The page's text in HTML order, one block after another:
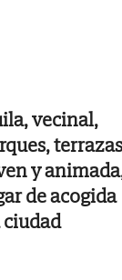
vecinal,
terrazas
y
de acogida
ciudad